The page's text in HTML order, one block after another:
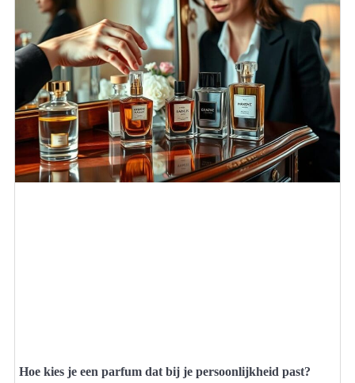
Hoe kies je een parfum dat bij je persoonlijkheid past?